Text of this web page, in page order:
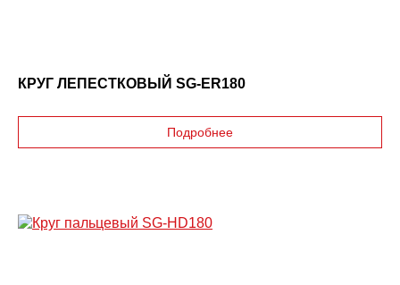
КРУГ ЛЕПЕСТКОВЫЙ SG-ER180
Подробнее